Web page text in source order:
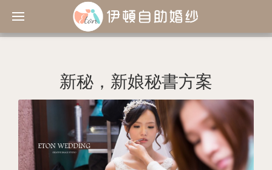
新秘，新娘秘書方案